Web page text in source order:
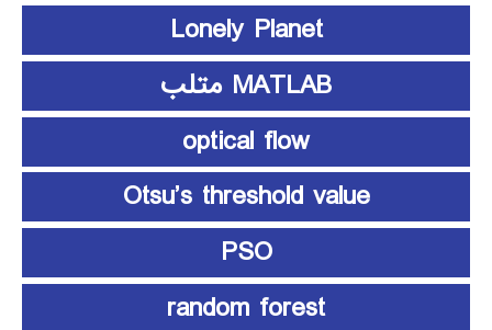
Lonely Planet
MATLAB متلب
optical flow
Otsu’s threshold value
PSO
random forest